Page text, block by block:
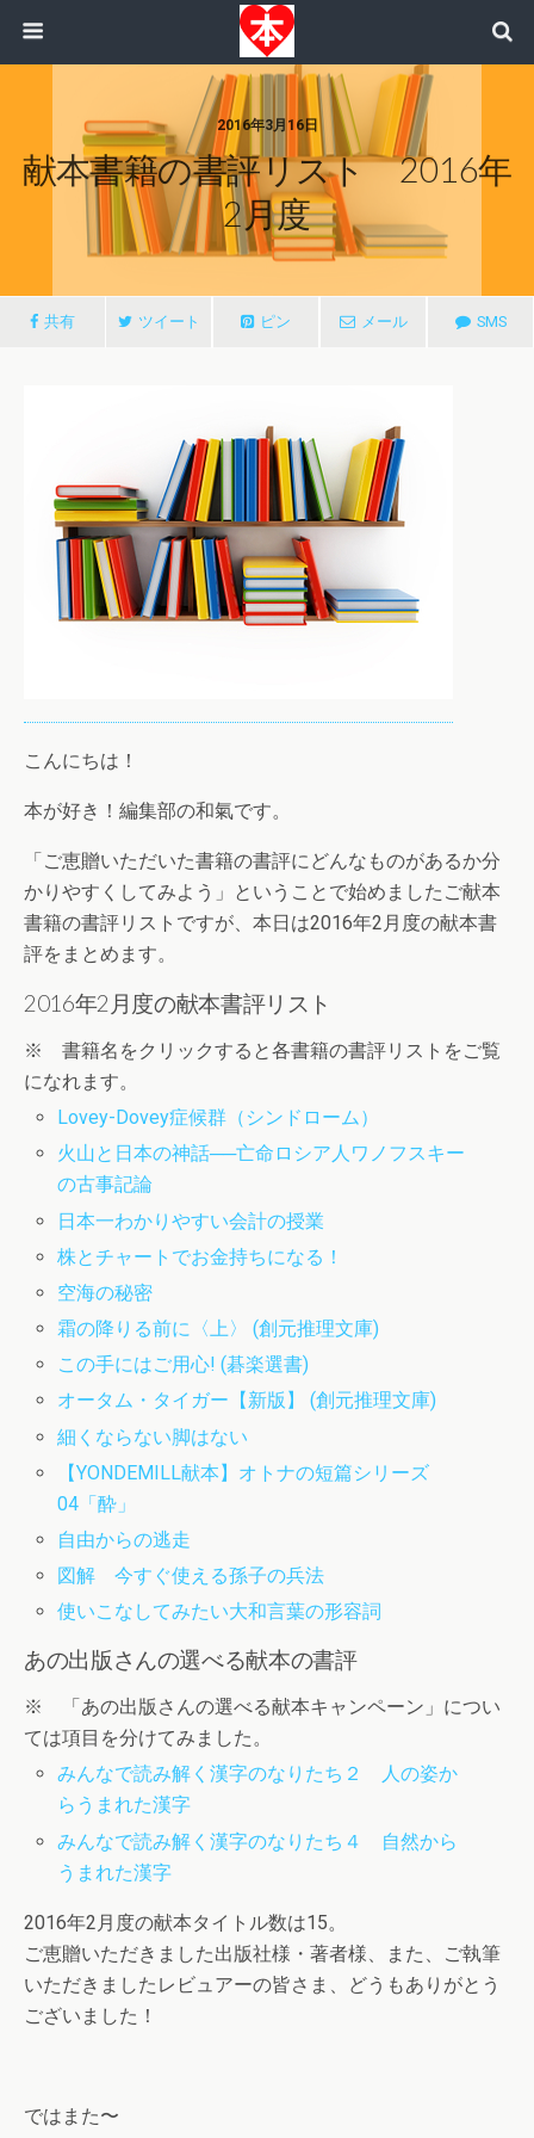
2016年3月16日
献本書籍の書評リスト 2016年
2月度
共有 ツイート ピン メール SMS
こんにちは！
本が好き！編集部の和氣です。
「ご恵贈いただいた書籍の書評にどんなものがあるか分
かりやすくしてみよう」ということで始めましたご献本
書籍の書評リストですが、本日は2016年2月度の献本書
評をまとめます。
2016年2月度の献本書評リスト
※ 書籍名をクリックすると各書籍の書評リストをご覧
になれます。
Lovey-Dovey症候群（シンドローム）
火山と日本の神話──亡命ロシア人ワノフスキー
の古事記論
日本一わかりやすい会計の授業
株とチャートでお金持ちになる！
空海の秘密
霜の降りる前に〈上〉 (創元推理文庫)
この手にはご用心! (碁楽選書)
オータム・タイガー【新版】 (創元推理文庫)
細くならない脚はない
【YONDEMILL献本】オトナの短篇シリーズ
04「酔」
自由からの逃走
図解 今すぐ使える孫子の兵法
使いこなしてみたい大和言葉の形容詞
あの出版さんの選べる献本の書評
※ 「あの出版さんの選べる献本キャンペーン」につい
ては項目を分けてみました。
みんなで読み解く漢字のなりたち２ 人の姿か
らうまれた漢字
みんなで読み解く漢字のなりたち４ 自然から
うまれた漢字
2016年2月度の献本タイトル数は15。
ご恵贈いただきました出版社様・著者様、また、ご執筆
いただきましたレビュアーの皆さま、どうもありがとう
ございました！
ではまた〜